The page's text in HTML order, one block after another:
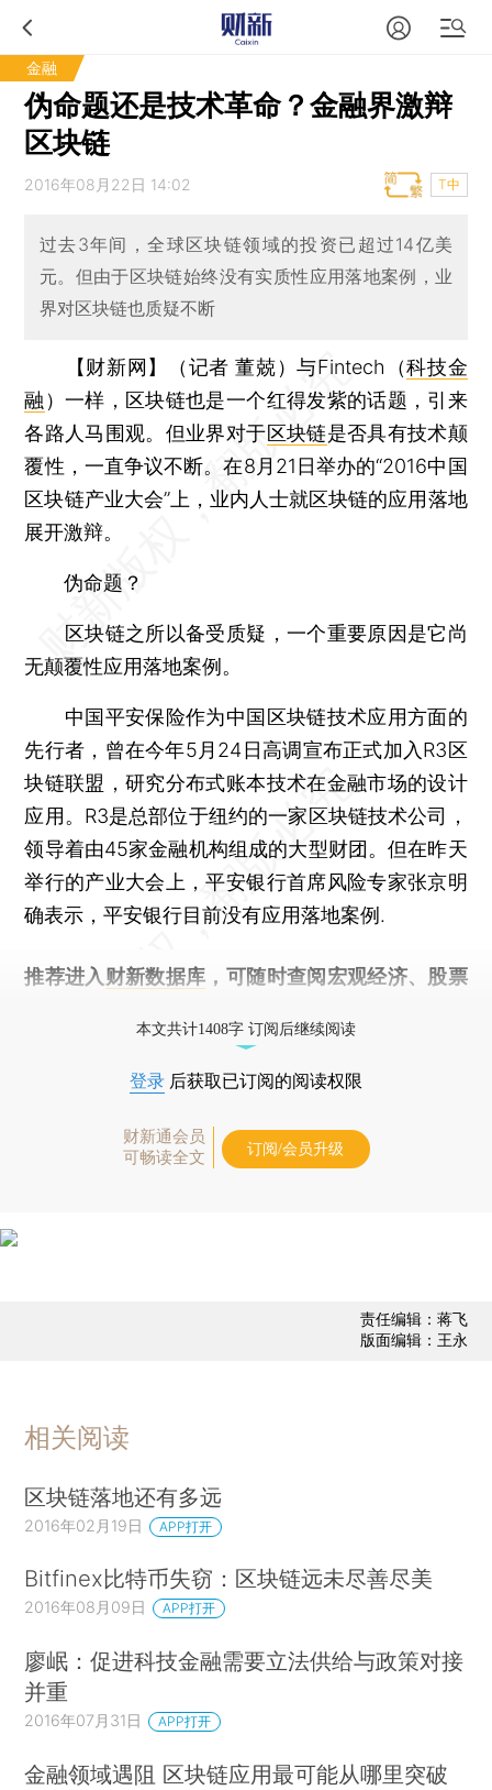
金融
伪命题还是技术革命？金融界激辩
区块链
2016年08月22日 14:02 T中
过去3年间，全球区块链领域的投资已超过14亿美
元。但由于区块链始终没有实质性应用落地案例，业
界对区块链也质疑不断
【财新网】（记者 董兢）与Fintech（科技金
融 ）一样，区块链也是一个红得发紫的话题，引来
各路人马围观。但业界对于区块链是否具有技术颠
覆性，一直争议不断。在8月21日举办的“2016中国
区块链产业大会”上，业内人士就区块链的应用落地
展开激辩。
伪命题？
区块链之所以备受质疑，一个重要原因是它尚
无颠覆性应用落地案例。
中国平安保险作为中国区块链技术应用方面的
先行者，曾在今年5月24日高调宣布正式加入R3区
块链联盟，研究分布式账本技术在金融市场的设计
应用。R3是总部位于纽约的一家区块链技术公司，
领导着由45家金融机构组成的大型财团。但在昨天
举行的产业大会上，平安银行首席风险专家张京明
确表示，平安银行目前没有应用落地案例.
推荐进入 财新数据库 ，可随时查阅宏观经济、股票
本文共计1408字 订阅后继续阅读
登录 后获取已订阅的阅读权限
财新通会员
可畅读全文
订阅/会员升级
责任编辑：蒋飞
版面编辑：王永
相关阅读
区块链落地还有多远
2016年02月19日 APP打开
Bitfinex比特币失窃：区块链远未尽善尽美
2016年08月09日 APP打开
廖岷：促进科技金融需要立法供给与政策对接
并重
2016年07月31日 APP打开
金融领域遇阻 区块链应用最可能从哪里突破